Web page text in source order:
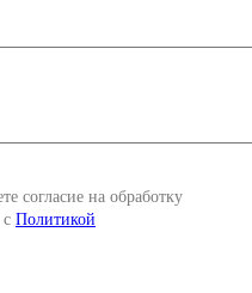
согласие на обработку
Политикой